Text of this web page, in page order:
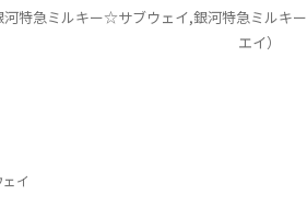
特急ミルキー☆サブウェイ,銀河特急ミル
エイ）
イ